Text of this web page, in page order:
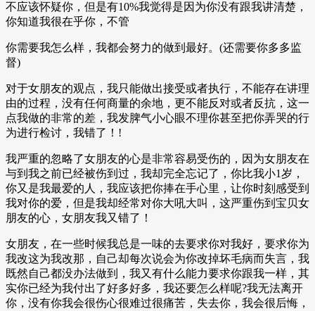
不应该怀疑你，但是有10%我觉得是因为你没有跟我讲清楚，
你知道我很在乎你，不管
你需要我怎么样，我都会努力的做到最好。(还需要你多多监
督)
对于女朋友的观点，我只能做出接受或者执行，不能存在讲理
由的过程，没有任何商量的余地，更不能反对或者反抗，这一
点我做的非常的差，我发脾气小心眼不理你甚至把你弄哭的行
为进行检讨，我错了！!
我严重的忽略了女朋友的心是非常容易受伤的，因为女朋友在
与到我之前已经被伤到过，我却完全忘记了，你比我小1岁，
你又是我最爱的人，我应该把你捧在手心里，让你时刻感受到
我对你的爱，但是我却经常对你大吼大叫，这严重伤到宝贝女
朋友的心，女朋友我又错了！
女朋友，在一些时候我总是一味的去要求你对我好，要求你为
我改这为我改那，自己却每次说会为你改掉坏毛病而失言，我
既然自己都没办法做到，我又有什么能力要求你跟我一样，其
实你已经为我付出了好多好多，我还要怎么样呢?我无法离开
你，没有你我会很伤心很难过很痛苦，失去你，我会很后悔，